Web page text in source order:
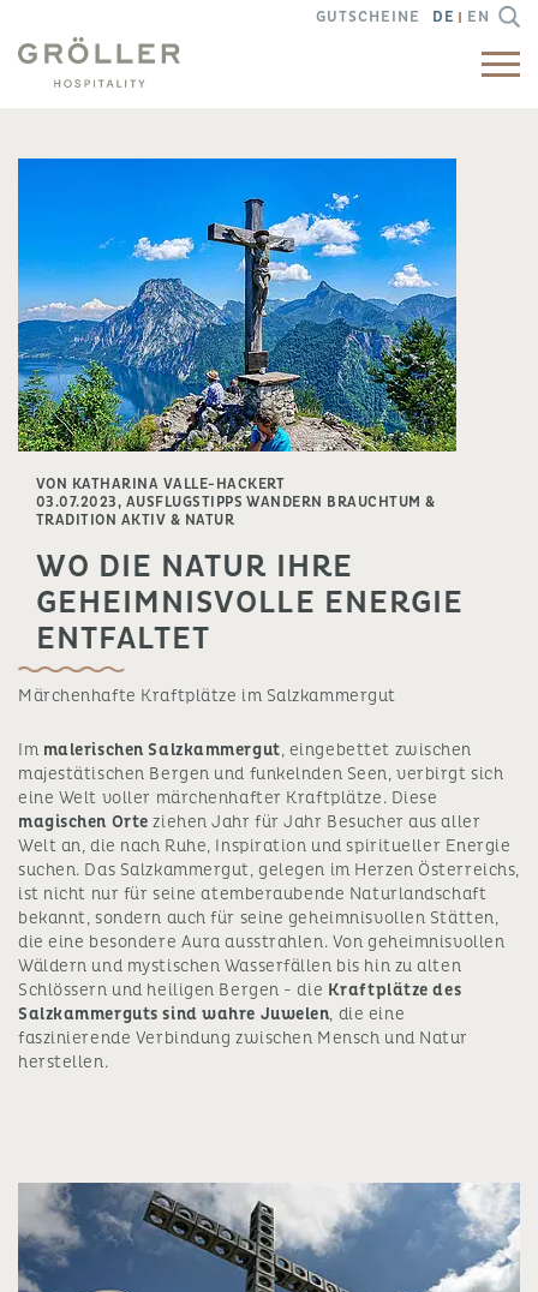
GUTSCHEINE DE EN
VON KATHARINA VALLE-HACKERT
03.07.2023, AUSFLUGSTIPPS WANDERN BRAUCHTUM &
TRADITION AKTIV & NATUR
WO DIE NATUR IHRE
GEHEIMNISVOLLE ENERGIE
ENTFALTET
Märchenhafte Kraftplätze im Salzkammergut
Im malerischen Salzkammergut, eingebettet zwischen
majestätischen Bergen und funkelnden Seen, verbirgt sich
eine Welt voller märchenhafter Kraftplätze. Diese
magischen Orte ziehen Jahr für Jahr Besucher aus aller
Welt an, die nach Ruhe, Inspiration und spiritueller Energie
suchen. Das Salzkammergut, gelegen im Herzen Österreichs,
ist nicht nur für seine atemberaubende Naturlandschaft
bekannt, sondern auch für seine geheimnisvollen Stätten,
die eine besondere Aura ausstrahlen. Von geheimnisvollen
Wäldern und mystischen Wasserfällen bis hin zu alten
Schlössern und heiligen Bergen - die Kraftplätze des
Salzkammerguts sind wahre Juwelen, die eine
faszinierende Verbindung zwischen Mensch und Natur
herstellen.